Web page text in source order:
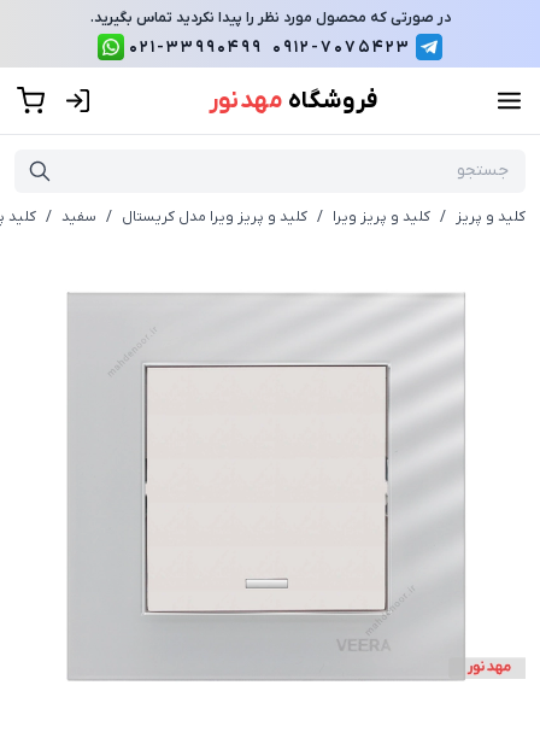
در صورتی که محصول مورد نظر را پیدا نکردید تماس بگیرید.
0912-7075423
021-33990499
فروشگاه مهد نور
کلید و پریز / کلید و پریز ویرا / کلید و پریز ویرا مدل کریستال / سفید / کلید